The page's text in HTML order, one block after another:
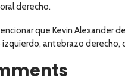
derecho.
que Kevin Alexander
izquierdo, antebrazo derecho,